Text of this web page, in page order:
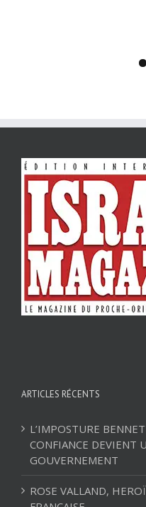
ARTICLES RÉCENTS
L’IMPOSTURE
CONFIANCE DEVIENT
GOUVERNEMENT
ROSE VALLAND,